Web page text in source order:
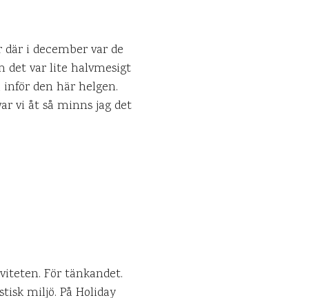
i december var de
det var lite halvmesigt
den här helgen.
vi åt så minns jag det
För tänkandet.
miljö. På Holiday